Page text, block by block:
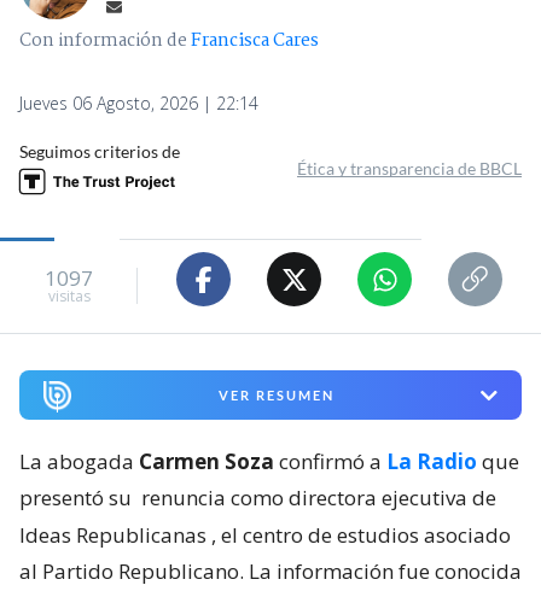
Con información deFrancisca Cares
Jueves 06 Agosto, 2026 | 22:14
Seguimos criterios de
Ética y transparencia de BBCL
1097
visitas
VER RESUMEN
La abogada Carmen Soza confirmó a La Radio que
presentó su renuncia como directora ejecutiva de
Ideas Republicanas , el centro de estudios asociado
al Partido Republicano. La información fue conocida